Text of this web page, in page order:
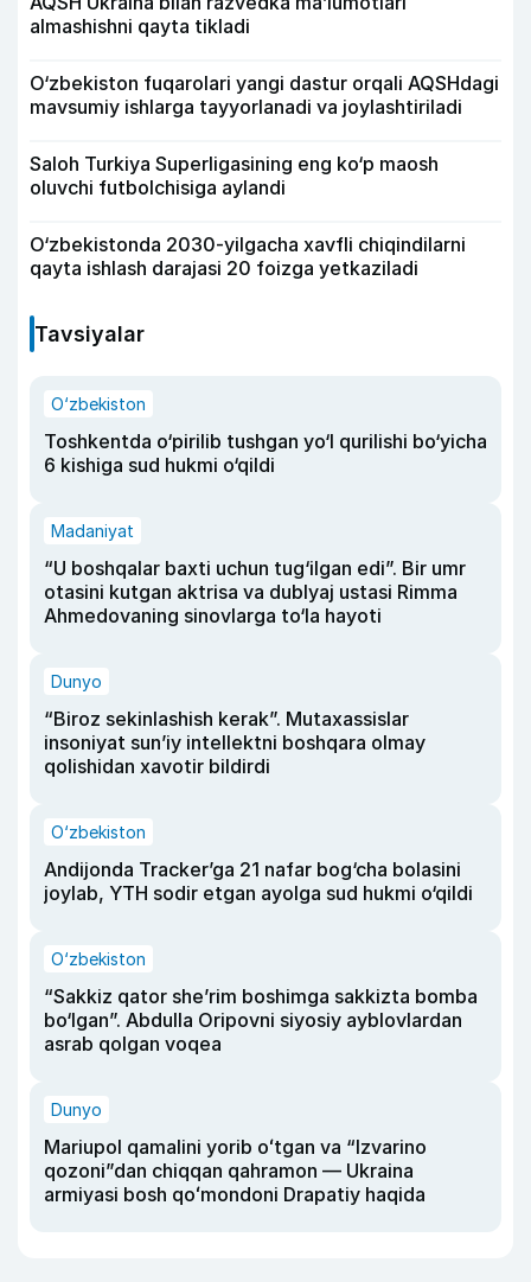
almashishni qayta tikladi
O‘zbekiston fuqarolari yangi dastur orqali AQSHdagi
mavsumiy ishlarga tayyorlanadi va joylashtiriladi
Saloh Turkiya Superligasining eng ko‘p maosh
oluvchi futbolchisiga aylandi
O‘zbekistonda 2030-yilgacha xavfli chiqindilarni
qayta ishlash darajasi 20 foizga yetkaziladi
Tavsiyalar
O‘zbekiston
Toshkentda o‘pirilib tushgan yo‘l qurilishi bo‘yicha
6 kishiga sud hukmi o‘qildi
Madaniyat
“U boshqalar baxti uchun tug‘ilgan edi”. Bir umr
otasini kutgan aktrisa va dublyaj ustasi Rimma
Ahmedovaning sinovlarga to‘la hayoti
Dunyo
“Biroz sekinlashish kerak”. Mutaxassislar
insoniyat sun’iy intellektni boshqara olmay
qolishidan xavotir bildirdi
O‘zbekiston
Andijonda Tracker’ga 21 nafar bog‘cha bolasini
joylab, YTH sodir etgan ayolga sud hukmi o‘qildi
O‘zbekiston
“Sakkiz qator she’rim boshimga sakkizta bomba
bo‘lgan”. Abdulla Oripovni siyosiy ayblovlardan
asrab qolgan voqea
Dunyo
Mariupol qamalini yorib oʻtgan va “Izvarino
qozoni”dan chiqqan qahramon — Ukraina
armiyasi bosh qoʻmondoni Drapatiy haqida